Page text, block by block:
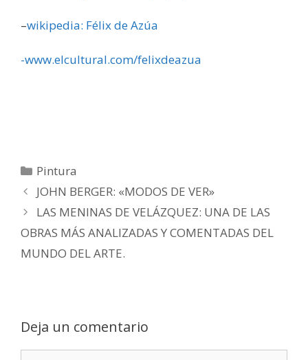
–wikipedia: Félix de Azúa
-www.elcultural.com/felixdeazua
Pintura
JOHN BERGER: «MODOS DE VER»
LAS MENINAS DE VELÁZQUEZ: UNA DE LAS
OBRAS MÁS ANALIZADAS Y COMENTADAS DEL
MUNDO DEL ARTE.
Deja un comentario